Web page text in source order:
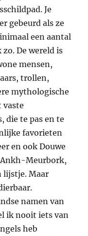
Je
gebeurd als ze
een aantal
De wereld is
mensen,
trollen,
mythologische
vaste
die te pas en te
favorieten
en ook Douwe
Ankh-Meurbork,
lijstje. Maar
namen van
ik nooit iets van
heb